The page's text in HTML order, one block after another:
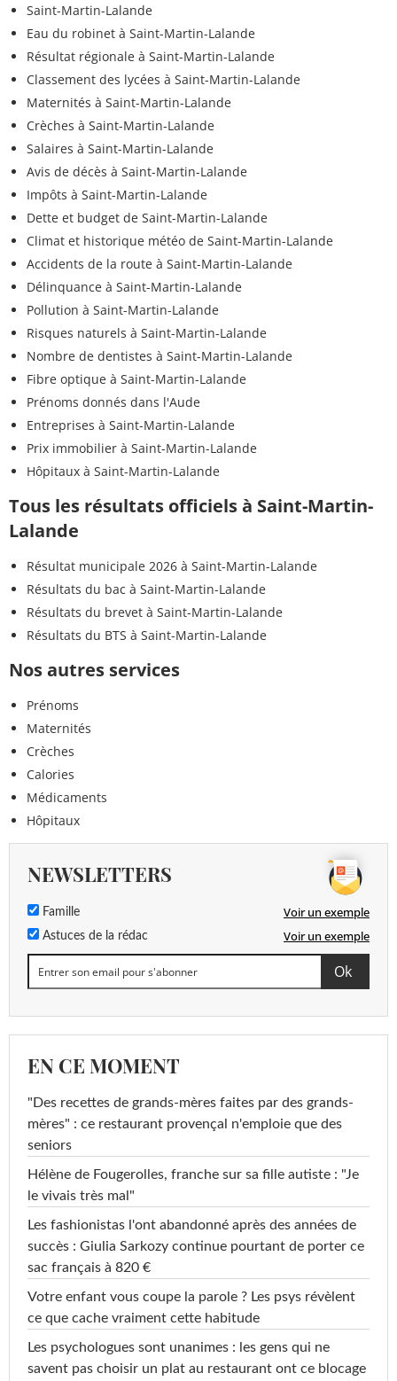
Saint-Martin-Lalande
Eau du robinet à Saint-Martin-Lalande
Résultat régionale à Saint-Martin-Lalande
Classement des lycées à Saint-Martin-Lalande
Maternités à Saint-Martin-Lalande
Crèches à Saint-Martin-Lalande
Salaires à Saint-Martin-Lalande
Avis de décès à Saint-Martin-Lalande
Impôts à Saint-Martin-Lalande
Dette et budget de Saint-Martin-Lalande
Climat et historique météo de Saint-Martin-Lalande
Accidents de la route à Saint-Martin-Lalande
Délinquance à Saint-Martin-Lalande
Pollution à Saint-Martin-Lalande
Risques naturels à Saint-Martin-Lalande
Nombre de dentistes à Saint-Martin-Lalande
Fibre optique à Saint-Martin-Lalande
Prénoms donnés dans l'Aude
Entreprises à Saint-Martin-Lalande
Prix immobilier à Saint-Martin-Lalande
Hôpitaux à Saint-Martin-Lalande
Tous les résultats officiels à Saint-Martin-
Lalande
Résultat municipale 2026 à Saint-Martin-Lalande
Résultats du bac à Saint-Martin-Lalande
Résultats du brevet à Saint-Martin-Lalande
Résultats du BTS à Saint-Martin-Lalande
Nos autres services
Prénoms
Maternités
Crèches
Calories
Médicaments
Hôpitaux
NEWSLETTERS
Famille Voir un exemple
Astuces de la rédac Voir un exemple
EN CE MOMENT
"Des recettes de grands-mères faites par des grands-
mères" : ce restaurant provençal n'emploie que des
seniors
Hélène de Fougerolles, franche sur sa fille autiste : "Je
le vivais très mal"
Les fashionistas l'ont abandonné après des années de
succès : Giulia Sarkozy continue pourtant de porter ce
sac français à 820 €
Votre enfant vous coupe la parole ? Les psys révèlent
ce que cache vraiment cette habitude
Les psychologues sont unanimes : les gens qui ne
savent pas choisir un plat au restaurant ont ce blocage